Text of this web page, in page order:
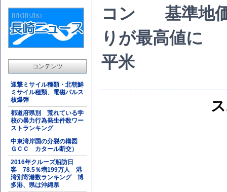
コンテンツ
迎撃ミサイル種類・北朝鮮
ミサイル種類、電磁パルス
核爆弾
都道府県別 荒れている学
校の暴力行為発生件数ワー
ストランキング
中東湾岸国の分裂の構図
ＧＣＣ カタール断交）
2016年クルーズ船訪日
客 78.5％増199万人 港
湾別寄港数ランキング 博
多港、県は沖縄県
基準地
りが最高値に
平米